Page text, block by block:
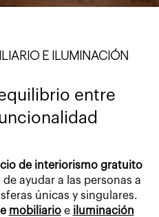
E ILUMINACIÓN
entre
de interiorismo gratuito
ayudar a las personas a
únicas y singulares.
mobiliario e iluminación